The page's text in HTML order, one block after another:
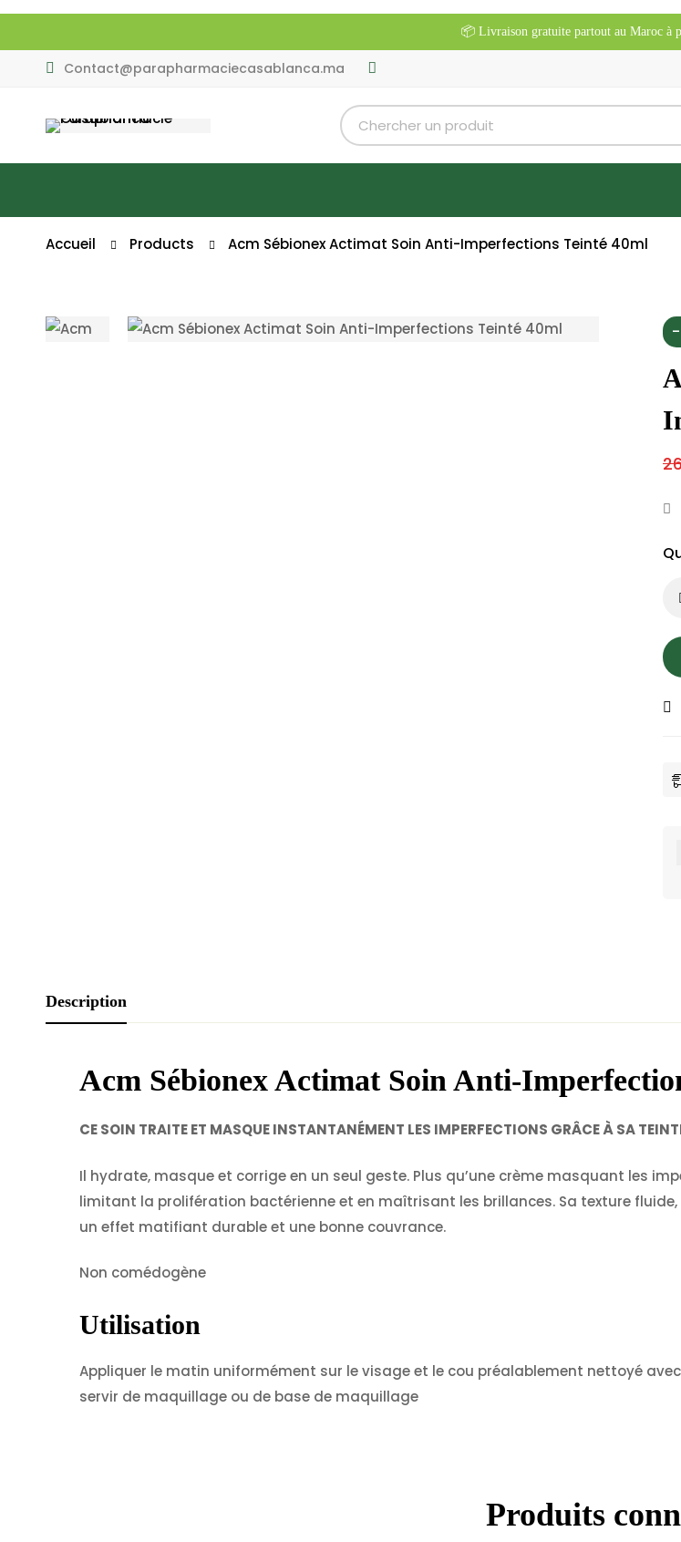
📦 Livraison gratuite partout au Maroc à
Contact@parapharmaciecasablanca.ma
Accueil Products Acm Sébionex Actimat Soin Anti-Imperfections Teinté 40ml
Description
Acm Sébionex Actimat Soin Anti-
CE SOIN TRAITE ET MASQUE INSTANTANÉMENT LES IMPERFECTIONS GRÂCE À SA
Il hydrate, masque et corrige en un seul geste. Plus qu’une crème masquant les
limitant la prolifération bactérienne et en maîtrisant les brillances. Sa texture
un effet matifiant durable et une bonne couvrance.
Non comédogène
Utilisation
Appliquer le matin uniformément sur le visage et le cou préalablement nettoyé
servir de maquillage ou de base de maquillage
Produits